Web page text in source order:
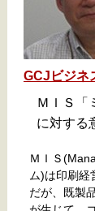
GCJビジネ
ＭＩＳ「
に対する
ＭＩＳ
ム)は印刷経
だが、既製